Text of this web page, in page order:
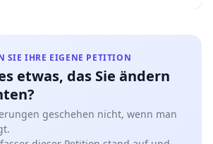
SIE IHRE EIGENE PETITION
etwas, das Sie ändern
geschehen nicht, wenn man